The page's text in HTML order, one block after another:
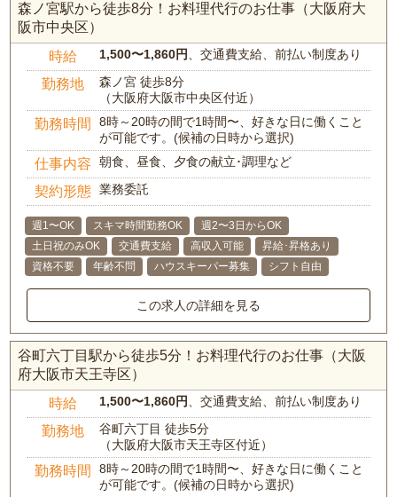
森ノ宮駅から徒歩8分！お料理代行のお仕事（大阪府大
阪市中央区）
時給 1,500〜1,860円 、交通費支給、前払い制度あり
勤務地
森ノ宮 徒歩8分
（大阪府大阪市中央区付近）
勤務時間
8時～20時の間で1時間〜、好きな日に働くこと
が可能です。(候補の日時から選択)
仕事内容 朝食、昼食、夕食の献立･調理など
契約形態 業務委託
週1〜OK スキマ時間勤務OK
週2〜3日からOK
土日祝のみOK
交通費支給 高収入可能
昇給･昇格あり
資格不要
年齢不問 ハウスキーパー募集 シフト自由
この求人の詳細を見る
谷町六丁目駅から徒歩5分！お料理代行のお仕事（大阪
府大阪市天王寺区）
時給 1,500〜1,860円 、交通費支給、前払い制度あり
勤務地
谷町六丁目 徒歩5分
（大阪府大阪市天王寺区付近）
勤務時間
8時～20時の間で1時間〜、好きな日に働くこと
が可能です。(候補の日時から選択)